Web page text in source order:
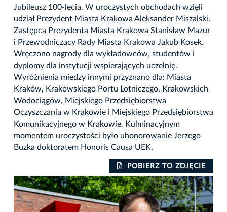
Jubileusz 100-lecia. W uroczystych obchodach wzięli
udział Prezydent Miasta Krakowa Aleksander Miszalski,
Zastępca Prezydenta Miasta Krakowa Stanisław Mazur
i Przewodniczący Rady Miasta Krakowa Jakub Kosek.
Wręczono nagrody dla wykładowców, studentów i
dyplomy dla instytucji wspierających uczelnię.
Wyróżnienia miedzy innymi przyznano dla: Miasta
Kraków, Krakowskiego Portu Lotniczego, Krakowskich
Wodociągów, Miejskiego Przedsiębiorstwa
Oczyszczania w Krakowie i Miejskiego Przedsiębiorstwa
Komunikacyjnego w Krakowie. Kulminacyjnym
momentem uroczystości było uhonorowanie Jerzego
Buzka doktoratem Honoris Causa UEK.
POBIERZ TO ZDJĘCIE